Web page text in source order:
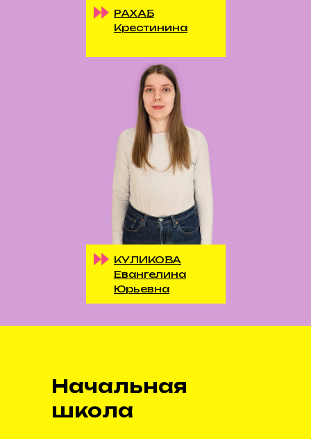
РАХАБ
Крестинина
КУЛИКОВА
Евангелина
Юрьевна
Начальная
школа